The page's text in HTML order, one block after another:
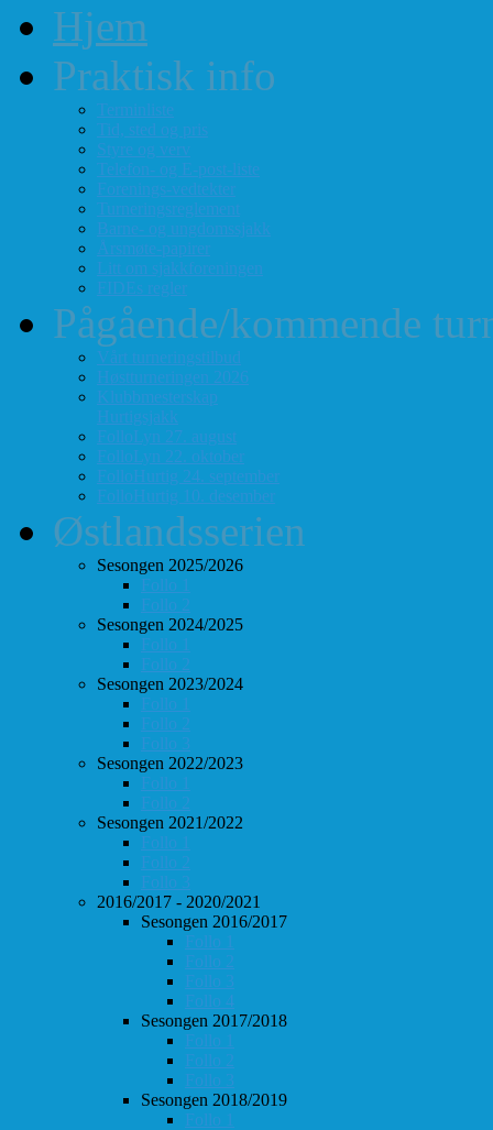
Hjem
Praktisk info
Terminliste
Tid, sted og pris
Styre og verv
Telefon- og E-post-liste
Forenings-vedtekter
Turneringsreglement
Barne- og ungdomssjakk
Årsmøte-papirer
Litt om sjakkforeningen
FIDEs regler
Pågående/kommende
Vårt turneringstilbud
Høstturneringen 2026
Klubbmesterskap
Hurtigsjakk
FolloLyn 27. august
FolloLyn 22. oktober
FolloHurtig 24. september
FolloHurtig 10. desember
Østlandsserien
Sesongen 2025/2026
Follo 1
Follo 2
Sesongen 2024/2025
Follo 1
Follo 2
Sesongen 2023/2024
Follo 1
Follo 2
Follo 3
Sesongen 2022/2023
Follo 1
Follo 2
Sesongen 2021/2022
Follo 1
Follo 2
Follo 3
2016/2017 - 2020/2021
Sesongen 2016/2017
Follo 1
Follo 2
Follo 3
Follo 4
Sesongen 2017/2018
Follo 1
Follo 2
Follo 3
Sesongen 2018/2019
Follo 1